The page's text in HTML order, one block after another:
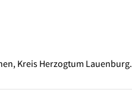
Kreis Herzogtum Lauenburg.